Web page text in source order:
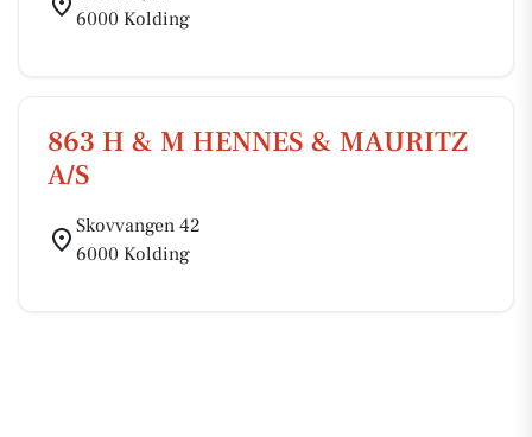
6000 Kolding
863 H & M HENNES & MAURITZ
A/S
Skovvangen 42
6000 Kolding